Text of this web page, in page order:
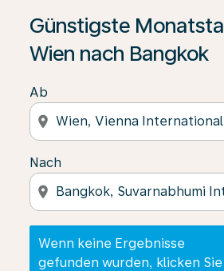
Günstigste
Wien nach Bangkok
Ab
location_on
Nach
location_on
Wenn keine Ergebnisse
gefunden wurden, klicken Sie
Wenn keine Ergebnisse